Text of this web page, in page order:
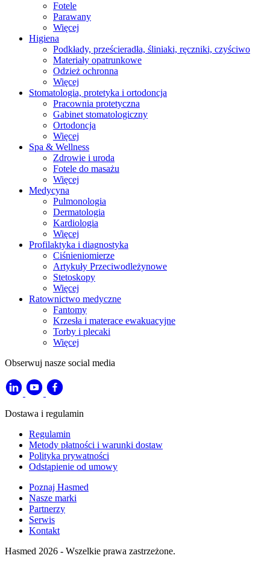
Fotele
Parawany
Więcej
Higiena
Podkłady, prześcieradła, śliniaki, ręczniki, czyściwo
Materiały opatrunkowe
Odzież ochronna
Więcej
Stomatologia, protetyka i ortodoncja
Pracownia protetyczna
Gabinet stomatologiczny
Ortodoncja
Więcej
Spa & Wellness
Zdrowie i uroda
Fotele do masażu
Więcej
Medycyna
Pulmonologia
Dermatologia
Kardiologia
Więcej
Profilaktyka i diagnostyka
Ciśnieniomierze
Artykuły Przeciwodleżynowe
Stetoskopy
Więcej
Ratownictwo medyczne
Fantomy
Krzesła i materace ewakuacyjne
Torby i plecaki
Więcej
Obserwuj nasze social media
Dostawa i regulamin
Regulamin
Metody płatności i warunki dostaw
Polityka prywatności
Odstąpienie od umowy
Poznaj Hasmed
Nasze marki
Partnerzy
Serwis
Kontakt
Hasmed 2026 - Wszelkie prawa zastrzeżone.